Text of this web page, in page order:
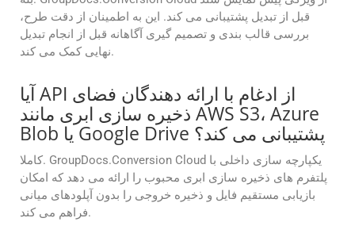
قبل از تبدیل پشتیبانی می کند. این به اطمینان از دقت طرح،
بررسی قالب بندی و تصمیم گیری آگاهانه قبل از انجام تبدیل
نهایی کمک می کند.
آیا API از ادغام با ارائه دهندگان فضای
ذخیره سازی ابری مانند AWS S3، Azure
Blob یا Google Drive پشتیبانی می کند؟
کاملا. GroupDocs.Conversion Cloud یکپارچه سازی داخلی با
پلتفرم های ذخیره سازی ابری محبوب را ارائه می دهد که امکان
بازیابی مستقیم فایل و ذخیره خروجی را بدون آپلودهای میانی
فراهم می کند.